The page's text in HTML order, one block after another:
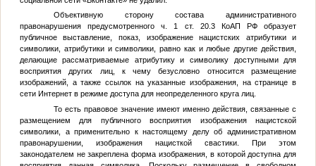
Объективную сторону состава административного
правонарушения предусмотренного ч. 1 ст. 20.3 КоАП РФ образует
публичное выставление, показ, изображение нацистских атрибутики и
символики, атрибутики и символики, равно как и любые другие действия,
делающие рассматриваемые атрибутику и символику доступными для
восприятия других лиц, к чему безусловно относится размещение
изображений, а также ссылок на указанные изображения, на странице в
сети Интернет в режиме доступа для неопределенного круга лиц.
То есть правовое значение имеют именно действия, связанные с
размещением для публичного восприятия изображения нацистской
символики, а применительно к настоящему делу об административном
правонарушении, изображения нацисткой свастики. При этом
законодателем не закреплена форма изображения, в которой доступна для